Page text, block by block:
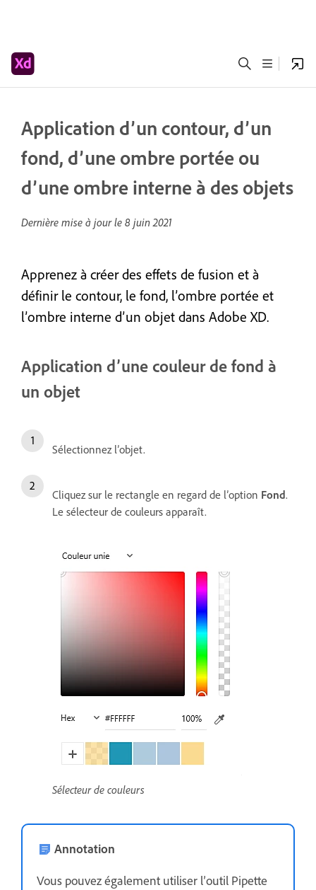
Application d’un contour, d’un
fond, d’une ombre portée ou
d’une ombre interne à des objets
Dernière mise à jour le 8 juin 2021
Apprenez à créer des effets de fusion et à
définir le contour, le fond, l’ombre portée et
l’ombre interne d’un objet dans Adobe XD.
Application d’une couleur de fond à
un objet
Sélectionnez l’objet.
Cliquez sur le rectangle en regard de l’option Fond.
Le sélecteur de couleurs apparaît.
Sélecteur de couleurs
Annotation
Vous pouvez également utiliser l’outil Pipette